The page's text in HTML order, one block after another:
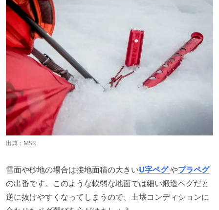
出典：MSR
雪面や砂地の場合は接地面積の大きいU字ペグやプラペグ
の出番です。このような軟弱な地面では細い鍛造ペグだと
逆に抜けやすくなってしまうので、土壌コンディションに